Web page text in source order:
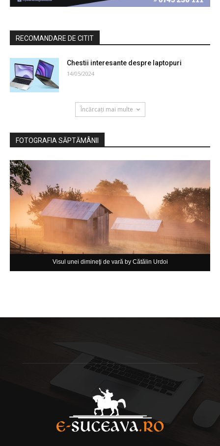
RECOMANDARE DE CITIT
Chestii interesante despre laptopuri
14/05/2024
Încărcați mai multe
FOTOGRAFIA SĂPTĂMÂNII
Visul unei dimineţi de vară by Cătălin Urdoi